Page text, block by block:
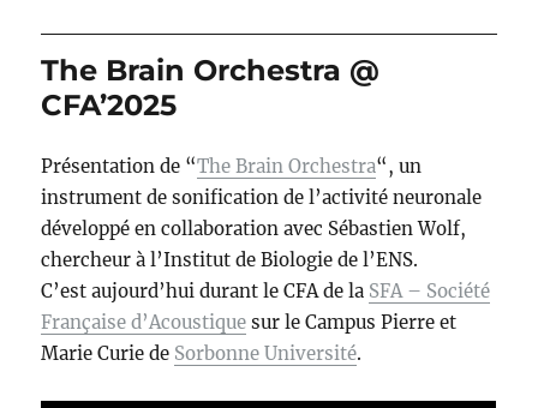
Brain
Orchestra
@
The Brain Orchestra @
CFA’2025
Présentation de “The Brain Orchestra“, un
instrument de sonification de l’activité neuronale
développé en collaboration avec Sébastien Wolf,
chercheur à l’Institut de Biologie de l’ENS.
C’est aujourd’hui durant le CFA de la SFA – Société
Française d’Acoustique sur le Campus Pierre et
Marie Curie de Sorbonne Université.